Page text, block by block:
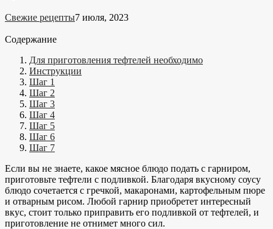
Свежие рецепты7 июля, 2023
Содержание
Для приготовления тефтелей необходимо
Инструкции
Шаг 1
Шаг 2
Шаг 3
Шаг 4
Шаг 5
Шаг 6
Шаг 7
Если вы не знаете, какое мясное блюдо подать с гарниром,
приготовьте тефтели с подливкой. Благодаря вкусному соусу
блюдо сочетается с гречкой, макаронами, картофельным пюре
и отварным рисом. Любой гарнир приобретет интересный
вкус, стоит только приправить его подливкой от тефтелей, и
приготовление не отнимет много сил.